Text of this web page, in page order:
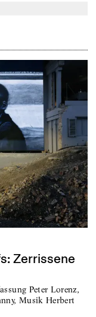
Zerrissene
Peter Lorenz,
Musik Herbert